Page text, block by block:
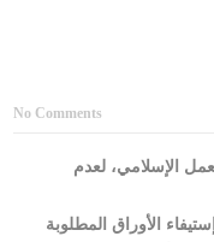
النواب يقر
بخدمة العلم (الدفعة
القاضي محمود أحمد
No Comments
الإسلامي، لعدم